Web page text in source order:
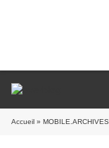
Accueil » MOBILE.ARCHIVES